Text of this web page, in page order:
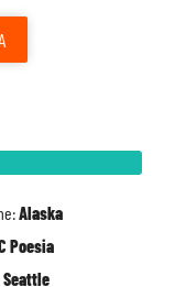
Alaska
Poesia
Seattle